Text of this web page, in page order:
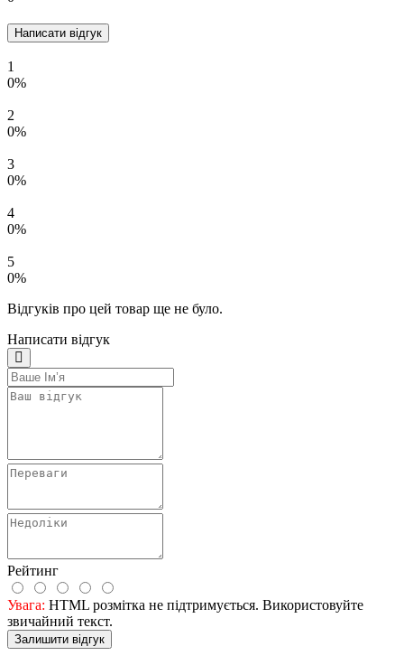
Написати відгук
1
0%
2
0%
3
0%
4
0%
5
0%
Відгуків про цей товар ще не було.
Написати відгук
Рейтинг
Увага: HTML розмітка не підтримується. Використовуйте
звичайний текст.
Залишити відгук